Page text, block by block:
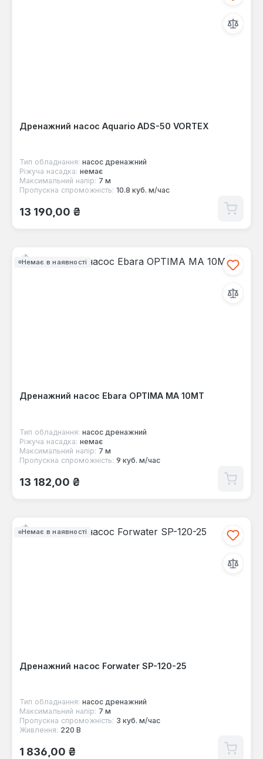
Дренажний насос Aquario ADS-50 VORTEX
Тип обладнання: насос дренажний
Ріжуча насадка: немає
Максимальний напір: 7 м
Пропускна спроможність: 10.8 куб. м/час
Звичайна ціна:
13 190,00 ₴
Немає в наявності
Дренажний насос Ebara OPTIMA MA 10MT
Тип обладнання: насос дренажний
Ріжуча насадка: немає
Максимальний напір: 7 м
Пропускна спроможність: 9 куб. м/час
Звичайна ціна:
13 182,00 ₴
Немає в наявності
Дренажний насос Forwater SP-120-25
Тип обладнання: насос дренажний
Максимальний напір: 7 м
Пропускна спроможність: 3 куб. м/час
Живлення: 220 В
Звичайна ціна:
1 836,00 ₴